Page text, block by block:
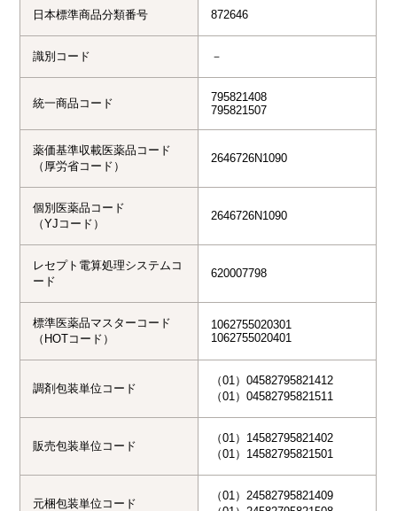
日本標準商品分類番号 872646
識別コード
統一商品コード
795821408
795821507
薬価基準収載医薬品コード
（厚労省コード）
2646726N1090
個別医薬品コード
（YJコード）
2646726N1090
レセプト電算処理システムコ
ード
620007798
標準医薬品マスターコード
（HOTコード）
1062755020301
1062755020401
調剤包装単位コード
（01）04582795821412
（01）04582795821511
販売包装単位コード
（01）14582795821402
（01）14582795821501
元梱包装単位コード
（01）24582795821409